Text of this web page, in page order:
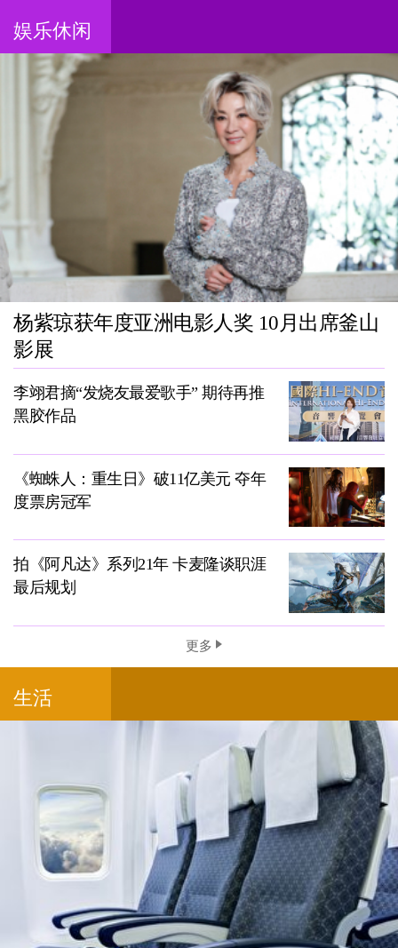
娱乐休闲
杨紫琼获年度亚洲电影人奖 10月出席釜山
影展
李翊君摘“发烧友最爱歌手” 期待再推
黑胶作品
《蜘蛛人：重生日》破11亿美元 夺年
度票房冠军
拍《阿凡达》系列21年 卡麦隆谈职涯
最后规划
更多
生活